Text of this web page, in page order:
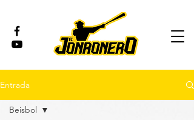
Entrada
Beisbol